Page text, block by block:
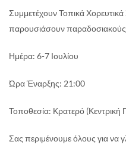
Συμμετέχουν Τοπικά
παρουσιάσουν
Ημέρα: 6-7 Ιουλίου
Ώρα Έναρξης: 21:00
Τοποθεσία: Κρατερό (Κεντρική
​Σας περιμένουμε όλους για να